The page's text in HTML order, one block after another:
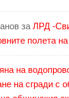
за ЛРД -
полета
на
на сгради с